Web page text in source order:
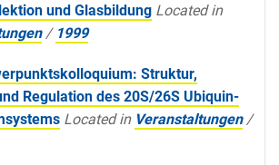
und Glasbildung Located in
/ 1999
Struktur,
Regulation des 20S/26S Ubiquin-
Located in Veranstaltungen /